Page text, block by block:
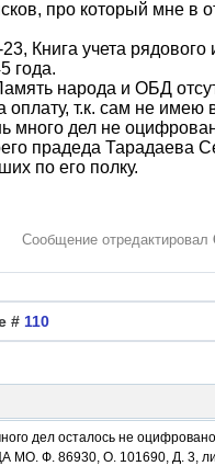
про который мне
Книга учета
года.
народа и ОБД
оплату, т.к. сам не
много дел не
прадеда Тарадаева
по его полку.
Сообщение отредактировал
# 110
дел осталось не
МО. Ф. 86930, О. 101690, Д. 3,